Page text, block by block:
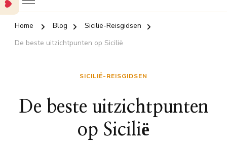
Home Blog
Sicilië-Reisgidsen
De beste uitzichtpunten op Sicilië
SICILIË-REISGIDSEN
De beste uitzichtpunten
op Sicilië